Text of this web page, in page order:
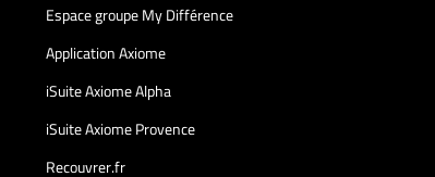
Espace groupe My Différence
Application Axiome
iSuite Axiome Alpha
iSuite Axiome Provence
Recouvrer.fr